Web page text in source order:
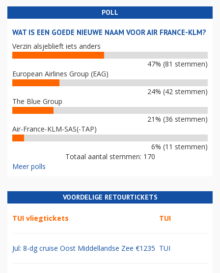
POLL
WAT IS EEN GOEDE NIEUWE NAAM VOOR AIR FRANCE-KLM?
Verzin alsjeblieft iets anders
47% (81 stemmen)
European Airlines Group (EAG)
24% (42 stemmen)
The Blue Group
21% (36 stemmen)
Air-France-KLM-SAS(-TAP)
6% (11 stemmen)
Totaal aantal stemmen: 170
Meer polls
VOORDELIGE RETOURTICKETS
TUI vliegtickets TUI
Jul: 8-dg cruise Oost Middellandse Zee €1235 TUI